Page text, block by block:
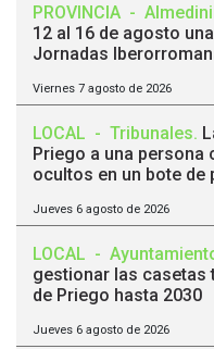
PROVINCIA -
12 al 16 de agosto
Jornadas
Viernes 7 agosto de 2026
LOCAL - Tribunales.
Priego a una
ocultos en un bote de
Jueves 6 agosto de 2026
LOCAL -
gestionar las casetas
de Priego hasta 2030
Jueves 6 agosto de 2026